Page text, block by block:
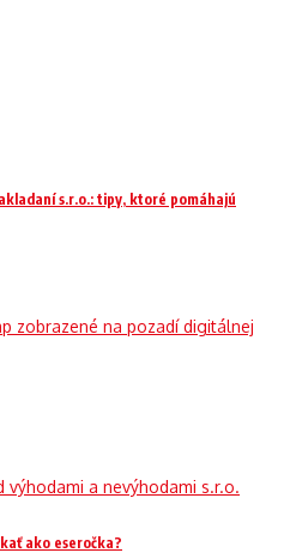
s.r.o.: tipy, ktoré pomáhajú
ako eseročka?